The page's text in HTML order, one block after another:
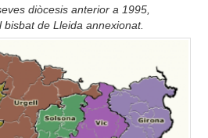
diòcesis anterior a 1995,
de Lleida annexionat.